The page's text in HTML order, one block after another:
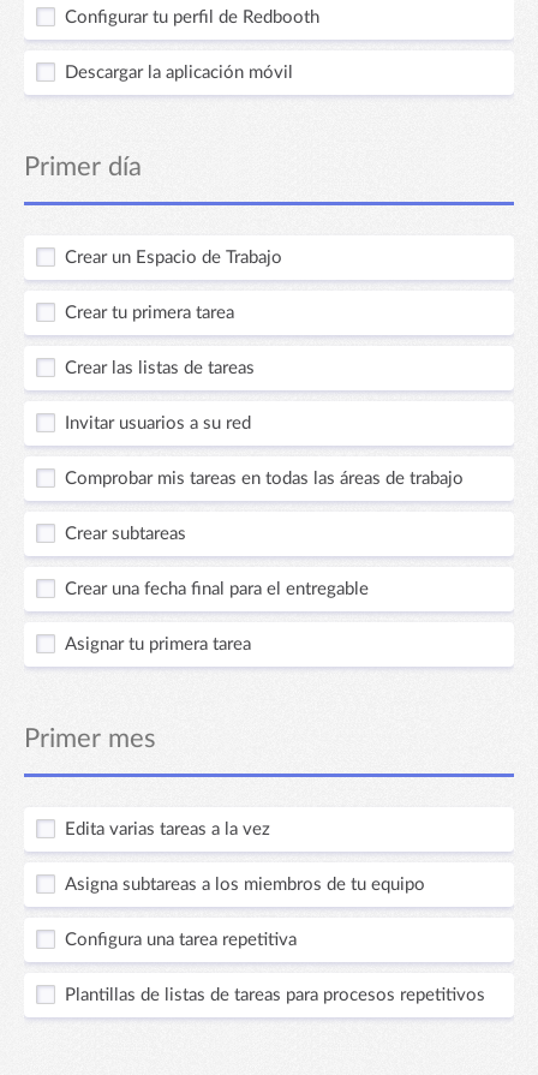
Configurar tu perfil de Redbooth
Descargar la aplicación móvil
Primer día
Crear un Espacio de Trabajo
Crear tu primera tarea
Crear las listas de tareas
Invitar usuarios a su red
Comprobar mis tareas en todas las áreas de trabajo
Crear subtareas
Crear una fecha final para el entregable
Asignar tu primera tarea
Primer mes
Edita varias tareas a la vez
Asigna subtareas a los miembros de tu equipo
Configura una tarea repetitiva
Plantillas de listas de tareas para procesos repetitivos